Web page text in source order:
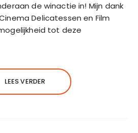
de winactie in! Mijn dank
Delicatessen en Film
tot deze
LEES VERDER